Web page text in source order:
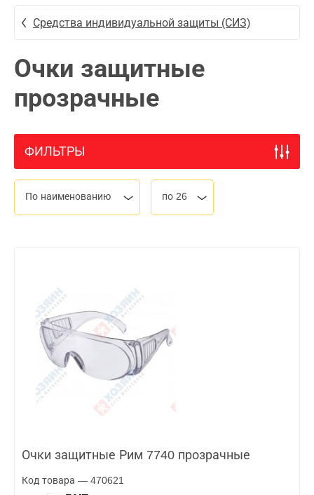
Средства индивидуальной защиты (СИЗ)
Очки защитные
прозрачные
ФИЛЬТРЫ
По наименованию по 26
Очки защитные Рим 7740 прозрачные
Код товара — 470621